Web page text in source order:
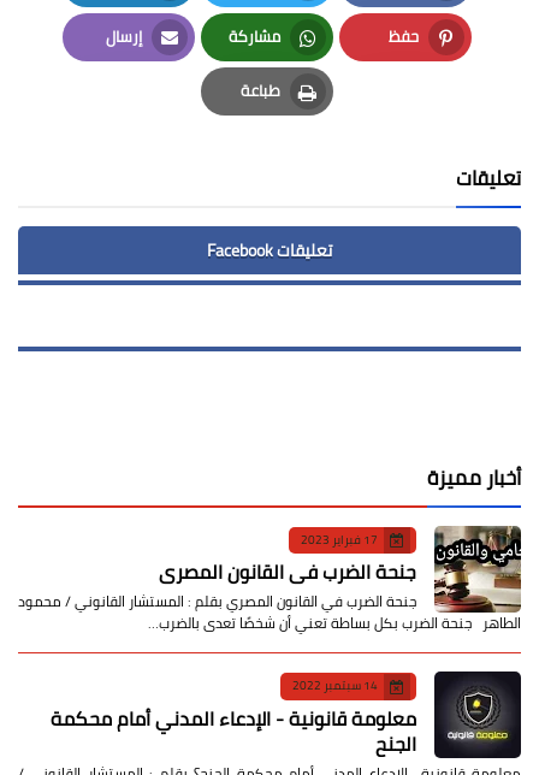
Facebook
Twitter
LinkedIn
حفظ
Pinterest
مشاركة
Whatsapp
إرسال
Email
طباعة
Print
تعليقات
تعليقات Facebook
أخبار مميزة
17 فبراير 2023
جنحة الضرب في القانون المصري
جنحة الضرب في القانون المصري بقلم : المستشار القانوني / محمود
الطاهر جنحة الضرب بكل بساطة تعني أن شخصًا تعدى بالضرب…
14 سبتمبر 2022
معلومة قانونية - الإدعاء المدني أمام محكمة
الجنح